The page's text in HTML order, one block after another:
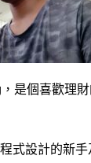
是個喜歡理
式設計的新